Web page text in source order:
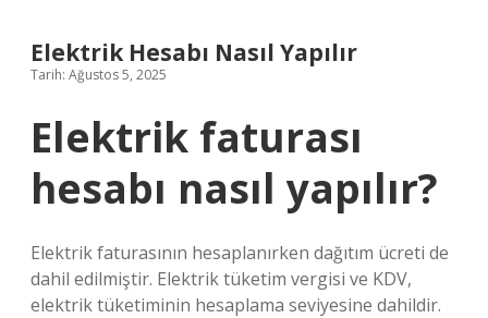
Elektrik Hesabı Nasıl Yapılır
Tarih: Ağustos 5, 2025
Elektrik faturası
hesabı nasıl yapılır?
Elektrik faturasının hesaplanırken dağıtım ücreti de
dahil edilmiştir. Elektrik tüketim vergisi ve KDV,
elektrik tüketiminin hesaplama seviyesine dahildir.